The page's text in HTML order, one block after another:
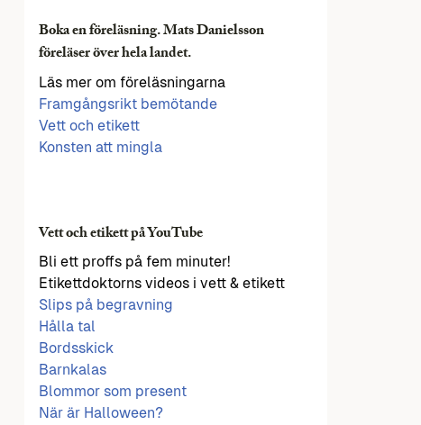
Boka en föreläsning. Mats Danielsson
föreläser över hela landet.
Läs mer om föreläsningarna
Framgångsrikt bemötande
Vett och etikett
Konsten att mingla
Vett och etikett på YouTube
Bli ett proffs på fem minuter!
Etikettdoktorns videos i vett & etikett
Slips på begravning
Hålla tal
Bordsskick
Barnkalas
Blommor som present
När är Halloween?